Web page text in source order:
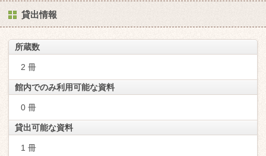
貸出情報
所蔵数
2 冊
館内でのみ利用可能な資料
0 冊
貸出可能な資料
1 冊